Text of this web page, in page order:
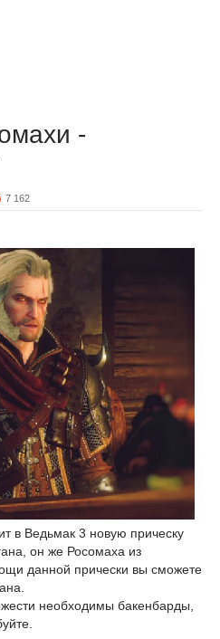
-
7 162
в Ведьмак 3 новую прическу
он же Росомаха из
данной прически вы сможете
необходимы бакенбарды,